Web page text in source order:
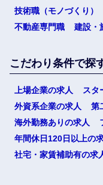
技術職（モノづくり）
不動産専門職
建設・
こだわり条件で探
上場企業の求人
スタ
外資系企業の求人
第
海外勤務ありの求人
年間休日120日以上の
社宅・家賃補助有の求